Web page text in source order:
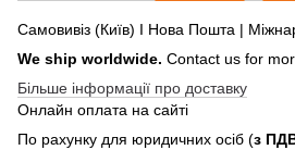
Самовивіз (Київ) І Нова Пошта |
We ship worldwide. Contact us for
Більше інформації про доставку
Онлайн оплата на сайті
По рахунку для юридичних осіб (з